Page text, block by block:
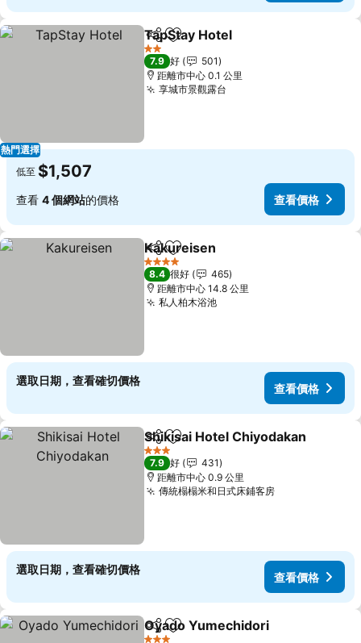
熱門選擇
分享 放到收藏夾
TapStay Hotel
2 星級
7.9 好
501
距離市中心 0.1 公里
享城市景觀露台
低至 $1,507
查看 4 個網站的價格 查看價格
分享 放到收藏夾
Kakureisen
4 星級
8.4 很好
465
距離市中心 14.8 公里
私人柏木浴池
選取日期，查看確切價格
查看價格
分享 放到收藏夾
Shikisai Hotel Chiyodakan
3 星級
7.9 好
431
距離市中心 0.9 公里
傳統榻榻米和日式床鋪客房
選取日期，查看確切價格
查看價格
分享 放到收藏夾
Oyado Yumechidori